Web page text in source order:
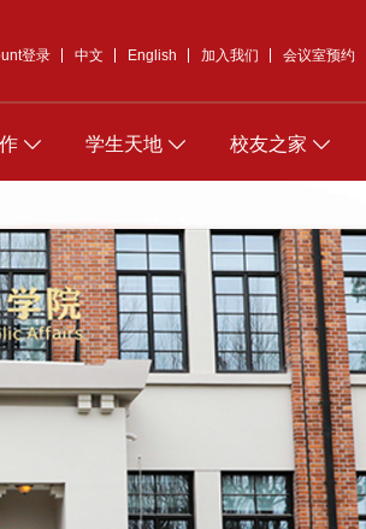
登录 中文 English 加入我们 会议室预约
学生天地 校友之家